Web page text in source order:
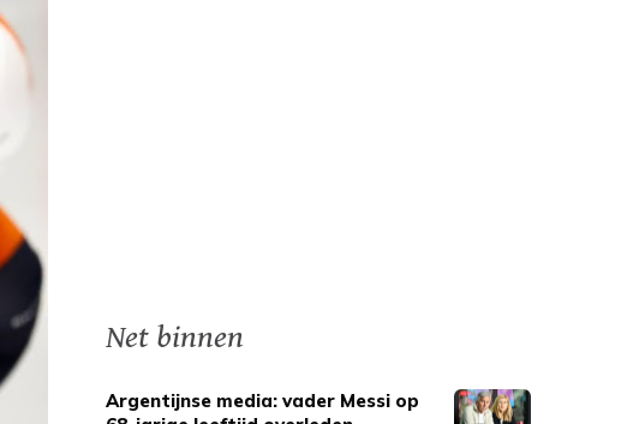
Net binnen
Argentijnse media: vader Messi op